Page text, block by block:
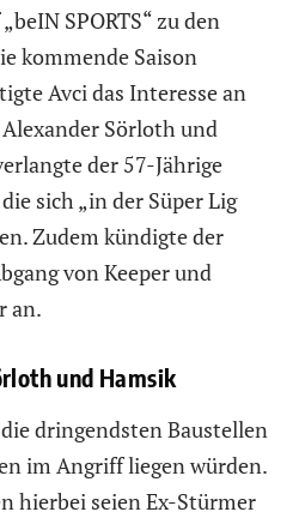
SPORTS“ zu den
kommende Saison
Avci das Interesse an
Sörloth und
der 57-Jährige
sich „in der Süper Lig
Zudem kündigte der
von Keeper und
an.
und Hamsik
dringendsten Baustellen
im Angriff liegen würden.
hierbei seien Ex-Stürmer